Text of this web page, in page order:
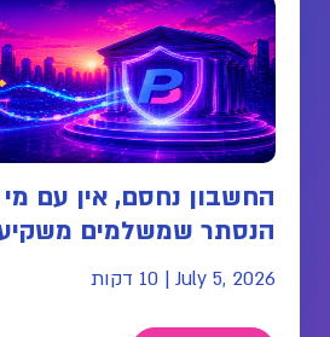
החשבון נחסם, אין עם
הנסתר שמשלמים
July 5, 2026
| 10 דקות